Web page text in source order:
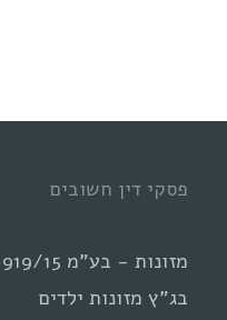
פסקי דין חשובים
מזונות - בע"מ 919/15
בג"ץ מזונות ילדים